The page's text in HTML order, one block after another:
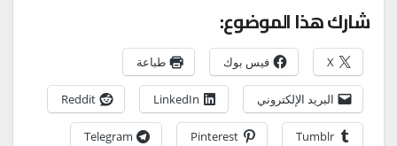
شارك هذا الموضوع:
X فيس بوك طباعة
البريد الإلكتروني LinkedIn
Reddit
Tumblr
Pinterest
Telegram